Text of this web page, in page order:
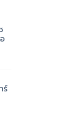
ร์